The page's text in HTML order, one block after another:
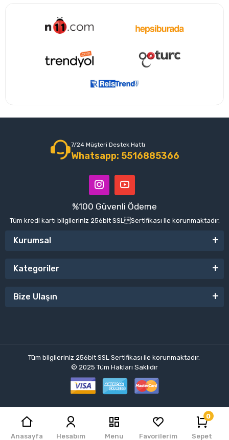
7/24 Müşteri Destek Hattı
Whatsapp: 5516885366
%100 Güvenli Ödeme
Tüm kredi kartı bilgileriniz 256bit SSLSertifikası ile korunmaktadır.
Kurumsal
Kategoriler
Bize Ulaşın
Tüm bilgileriniz 256bit SSL Sertifikası ile korunmaktadır.
© 2025 Tüm Hakları Saklıdır
Anasayfa Hesabım Menu Favorilerim
0
Sepet
El Hobi| E-ticaret Paketleri ile hazırlanmıştır.